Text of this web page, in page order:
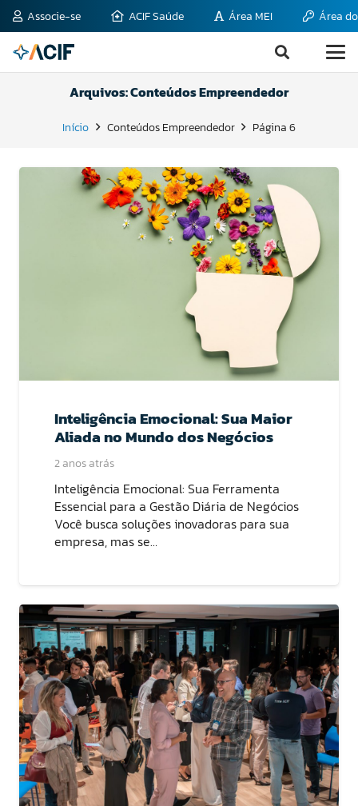
Associe-se ACIF Saúde Área MEI Área
Arquivos:Conteúdos Empreendedor
Início Conteúdos Empreendedor Página 6
Inteligência Emocional: Sua Maior
Aliada no Mundo dos Negócios
2 anos atrás
Inteligência Emocional: Sua Ferramenta
Essencial para a Gestão Diária de Negócios
Você busca soluções inovadoras para sua
empresa, mas se…